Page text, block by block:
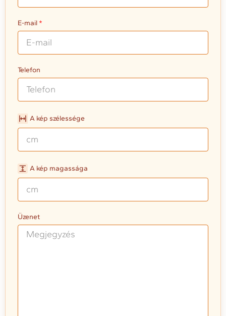
E-mail
Telefon
A kép szélessége
A kép magassága
Üzenet